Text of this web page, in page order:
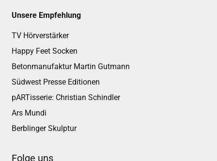
Unsere Empfehlung
TV Hörverstärker
Happy Feet Socken
Betonmanufaktur Martin Gutmann
Südwest Presse Editionen
pARTisserie: Christian Schindler
Ars Mundi
Berblinger Skulptur
Folge uns